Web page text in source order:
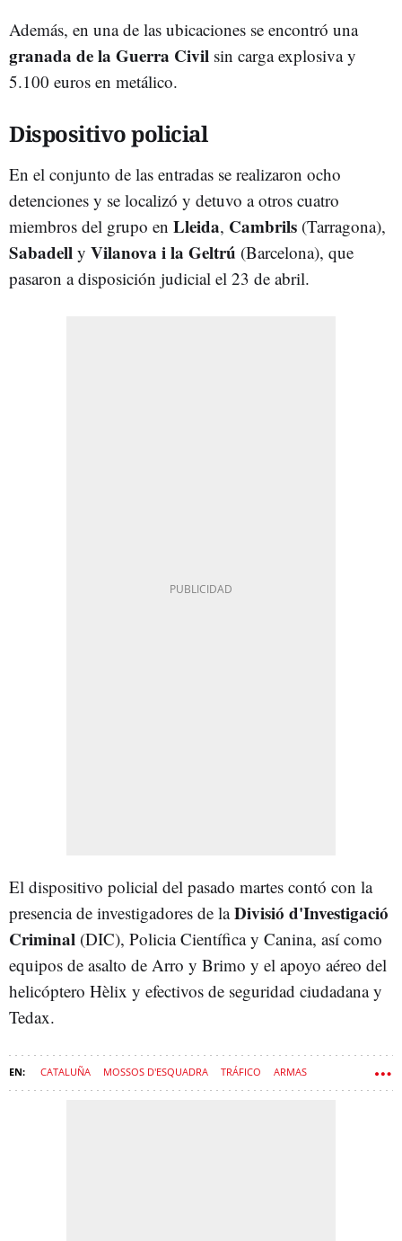
Además, en una de las ubicaciones se encontró una
granada de la Guerra Civil sin carga explosiva y
5.100 euros en metálico.
Dispositivo policial
En el conjunto de las entradas se realizaron ocho
detenciones y se localizó y detuvo a otros cuatro
miembros del grupo en Lleida, Cambrils (Tarragona),
Sabadell y Vilanova i la Geltrú (Barcelona), que
pasaron a disposición judicial el 23 de abril.
El dispositivo policial del pasado martes contó con la
presencia de investigadores de laDivisió d'Investigació
Criminal (DIC), Policia Científica y Canina, así como
equipos de asalto de Arro y Brimo y el apoyo aéreo del
helicóptero Hèlix y efectivos de seguridad ciudadana y
Tedax.
CATALUÑA MOSSOS D'ESQUADRA TRÁFICO ARMAS